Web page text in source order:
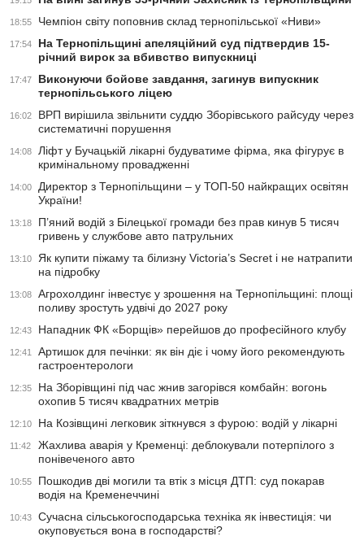
18:55 Чемпіон світу поповнив склад тернопільської «Ниви»
17:54
На Тернопільщині апеляційний суд підтвердив 15-
річний вирок за вбивство випускниці
17:47
Виконуючи бойове завдання, загинув випускник
тернопільського ліцею
16:02
ВРП вирішила звільнити суддю Зборівського райсуду через
систематичні порушення
14:08
Ліфт у Бучацькій лікарні будуватиме фірма, яка фігурує в
кримінальному провадженні
14:00
Директор з Тернопільщини – у ТОП-50 найкращих освітян
України!
13:18
П’яний водій з Білецької громади без прав кинув 5 тисяч
гривень у службове авто патрульних
13:10
Як купити піжаму та білизну Victoria’s Secret і не натрапити
на підробку
13:08
Агрохолдинг інвестує у зрошення на Тернопільщині: площі
поливу зростуть удвічі до 2027 року
12:43 Нападник ФК «Борщів» перейшов до професійного клубу
12:41
Артишок для печінки: як він діє і чому його рекомендують
гастроентерологи
12:35
На Зборівщині під час жнив загорівся комбайн: вогонь
охопив 5 тисяч квадратних метрів
12:10 На Козівщині легковик зіткнувся з фурою: водій у лікарні
11:42
Жахлива аварія у Кременці: деблокували потерпілого з
понівеченого авто
10:55
Пошкодив дві могили та втік з місця ДТП: суд покарав
водія на Кременеччині
10:43
Сучасна сільськогосподарська техніка як інвестиція: чи
окуповується вона в господарстві?